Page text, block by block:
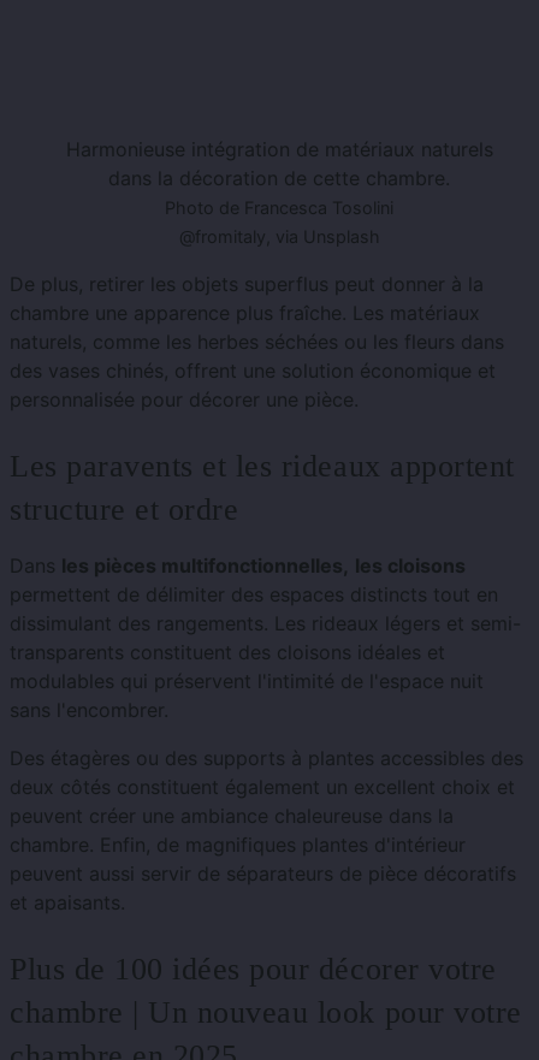
Harmonieuse intégration de matériaux naturels
dans la décoration de cette chambre.
Photo de Francesca Tosolini
@fromitaly, via Unsplash
De plus, retirer les objets superflus peut donner à la
chambre une apparence plus fraîche. Les matériaux
naturels, comme les herbes séchées ou les fleurs dans
des vases chinés, offrent une solution économique et
personnalisée pour décorer une pièce.
Les paravents et les rideaux apportent
structure et ordre
Dans les pièces multifonctionnelles, les cloisons
permettent de délimiter des espaces distincts tout en
dissimulant des rangements. Les rideaux légers et semi-
transparents constituent des cloisons idéales et
modulables qui préservent l'intimité de l'espace nuit
sans l'encombrer.
Des étagères ou des supports à plantes accessibles des
deux côtés constituent également un excellent choix et
peuvent créer une ambiance chaleureuse dans la
chambre. Enfin, de magnifiques plantes d'intérieur
peuvent aussi servir de séparateurs de pièce décoratifs
et apaisants.
Plus de 100 idées pour décorer votre
chambre | Un nouveau look pour votre